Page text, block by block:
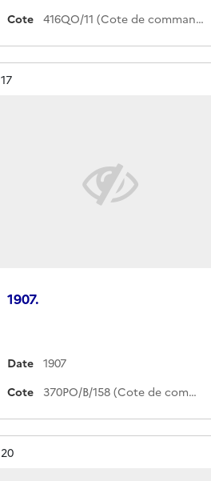
Cote
416QO/11 (Cote de commande)
Résultat n°
17
1907.
Date
1907
Cote
370PO/B/158 (Cote de commande)
Résultat n°
20